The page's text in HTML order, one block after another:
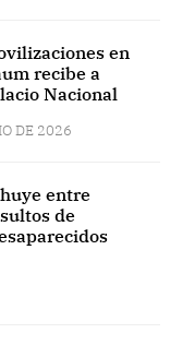
en
recibe a
Nacional
DE 2026
entre
de